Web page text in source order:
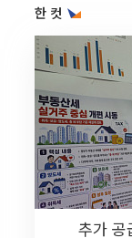
한 컷
추가 공